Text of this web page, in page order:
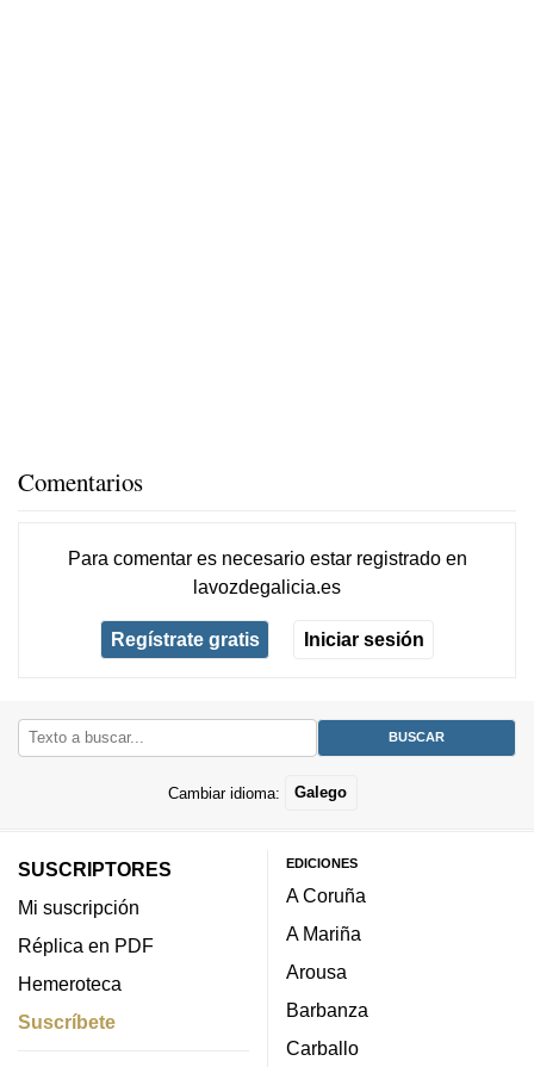
Comentarios
Para comentar es necesario estar registradoen
lavozdegalicia.es
Regístrate gratis Iniciar sesión
Cambiar idioma: Galego
SUSCRIPTORES
Mi suscripción
Réplica en PDF
Hemeroteca
Suscríbete
EDICIONES
A Coruña
A Mariña
Arousa
Barbanza
Carballo